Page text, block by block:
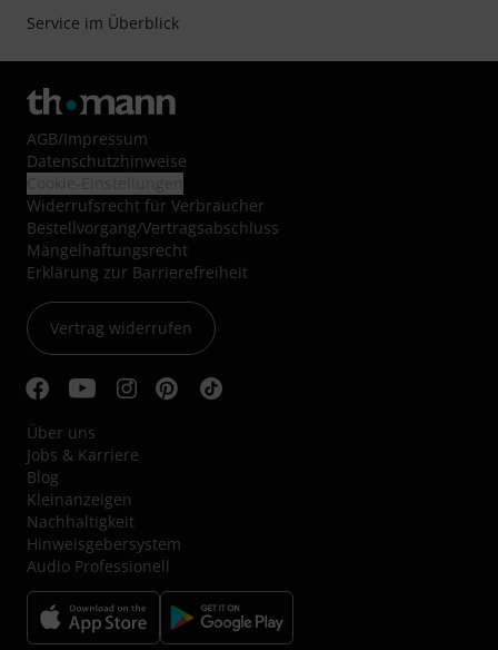
Service im Überblick
AGB/Impressum
Datenschutzhinweise
Widerrufsrecht für Verbraucher
Bestellvorgang/Vertragsabschluss
Mängelhaftungsrecht
Erklärung zur Barrierefreiheit
Vertrag widerrufen
Über uns
Jobs & Karriere
Blog
Kleinanzeigen
Nachhaltigkeit
Hinweisgebersystem
Audio Professionell